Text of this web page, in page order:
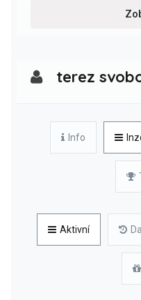
terez
Info
Aktivní